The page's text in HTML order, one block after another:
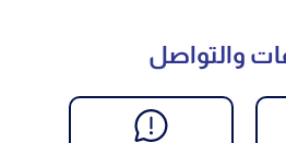
والتواصل